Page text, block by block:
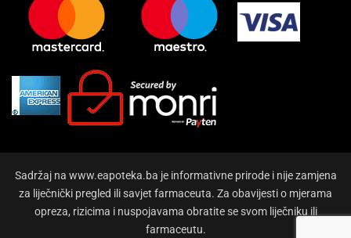
Sadržaj na www.eapoteka.ba je informativne prirode i nije zamjena
za liječnički pregled ili savjet farmaceuta. Za obavijesti o mjerama
opreza, rizicima i nuspojavama obratite se svom liječniku ili
farmaceutu.